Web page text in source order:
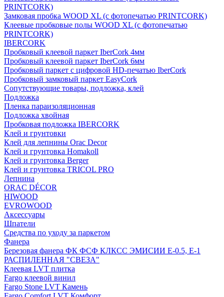
PRINTCORK)
Замковая пробка WOOD XL (с фотопечатью PRINTCORK)
Клеевые пробковые полы WOOD XL (с фотопечатью
PRINTCORK)
IBERCORK
Пробковый клеевой паркет IberCork 4мм
Пробковый клеевой паркет IberCork 6мм
Пробковый паркет с цифровой HD-печатью IberCork
Пробковый замковый паркет EasyCork
Сопутствующие товары, подложка, клей
Подложка
Пленка параизоляционная
Подложка хвойная
Пробковая подложка IBERCORK
Клей и грунтовки
Клей для лепнины Orac Decor
Клей и грунтовка Homakoll
Клей и грунтовка Berger
Клей и грунтовка TRICOL PRO
Лепнина
ORAC DÉCOR
HIWOOD
EVROWOOD
Аксессуары
Шпатели
Средства по уходу за паркетом
Фанера
Березовая фанера ФК ФСФ КЛКСС ЭМИСИИ Е-0.5, Е-1
РАСПИЛЕННАЯ "СВЕЗА"
Клеевая LVT плитка
Fargo клеевой винил
Fargo Stone LVT Камень